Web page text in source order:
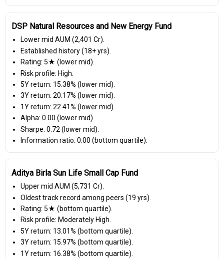
DSP Natural Resources and New Energy Fund
Lower mid AUM (₹2,401 Cr).
Established history (18+ yrs).
Rating: 5★ (lower mid).
Risk profile: High.
5Y return: 15.38% (lower mid).
3Y return: 20.17% (lower mid).
1Y return: 22.41% (lower mid).
Alpha: 0.00 (lower mid).
Sharpe: 0.72 (lower mid).
Information ratio: 0.00 (bottom quartile).
Aditya Birla Sun Life Small Cap Fund
Upper mid AUM (₹5,731 Cr).
Oldest track record among peers (19 yrs).
Rating: 5★ (bottom quartile).
Risk profile: Moderately High.
5Y return: 13.01% (bottom quartile).
3Y return: 15.97% (bottom quartile).
1Y return: 16.38% (bottom quartile).